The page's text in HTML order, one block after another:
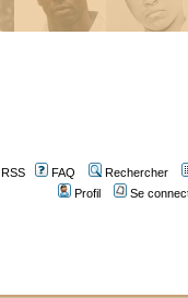
RSS FAQ
Rechercher
Profil
Se